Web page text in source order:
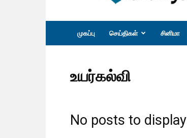
முகப்பு செய்திகள் சினிமா
உயர்கல்வி
No posts to display